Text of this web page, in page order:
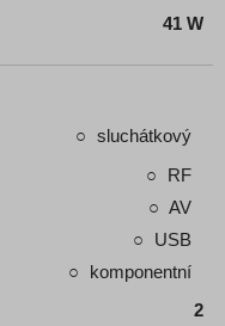
41 W
sluchátkový
RF
AV
USB
komponentní
2